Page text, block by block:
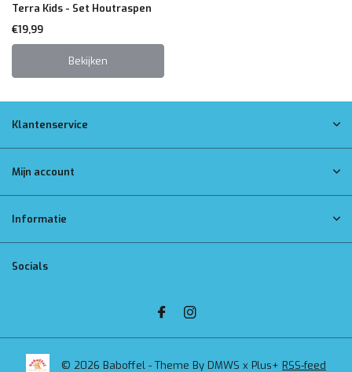
Terra Kids - Set Houtraspen
€19,99
Bekijken
Klantenservice
Mijn account
Informatie
Socials
© 2026 Baboffel - Theme By DMWS x Plus+ RSS-feed